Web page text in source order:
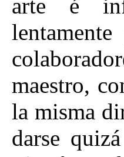
arte é
maestro,
la misma
darse